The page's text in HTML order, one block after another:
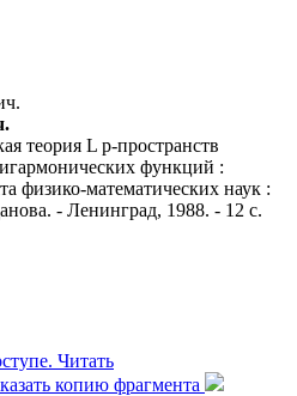
теория L p-пространств
функций :
физико-математических наук :
- Ленинград, 1988. - 12 с.
Читать
копию фрагмента